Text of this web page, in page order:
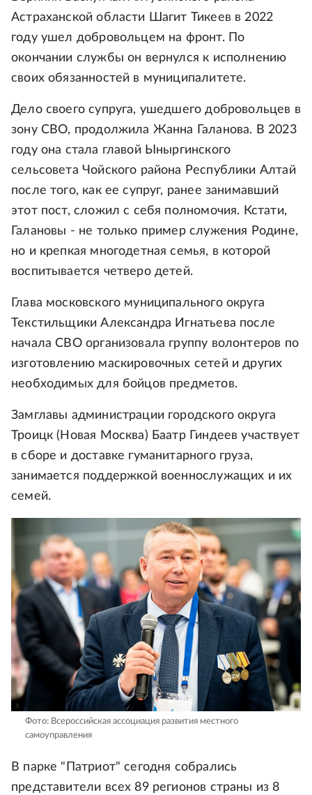
Астраханской области Шагит Тикеев в 2022
году ушел добровольцем на фронт. По
окончании службы он вернулся к исполнению
своих обязанностей в муниципалитете.
Дело своего супруга, ушедшего добровольцев в
зону СВО, продолжила Жанна Галанова. В 2023
году она стала главой Ыныргинского
сельсовета Чойского района Республики Алтай
после того, как ее супруг, ранее занимавший
этот пост, сложил с себя полномочия. Кстати,
Галановы - не только пример служения Родине,
но и крепкая многодетная семья, в которой
воспитывается четверо детей.
Глава московского муниципального округа
Текстильщики Александра Игнатьева после
начала СВО организовала группу волонтеров по
изготовлению маскировочных сетей и других
необходимых для бойцов предметов.
Замглавы администрации городского округа
Троицк (Новая Москва) Баатр Гиндеев участвует
в сборе и доставке гуманитарного груза,
занимается поддержкой военнослужащих и их
семей.
Фото: Всероссийская ассоциация развития местного
самоуправления
В парке "Патриот" сегодня собрались
представители всех 89 регионов страны из 8